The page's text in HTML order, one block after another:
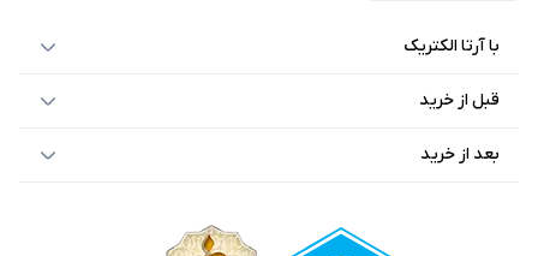
با آرتا الکتریک
قبل از خرید
بعد از خرید